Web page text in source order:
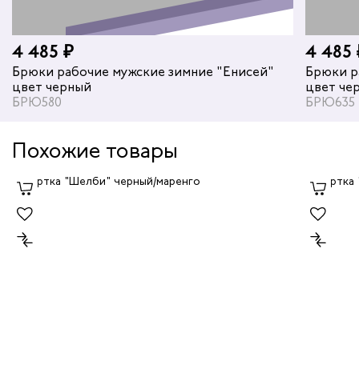
4 485 ₽
Брюки рабочие мужские зимние "Енисей"
цвет черный
БРЮ580
4 485
Брюки
цвет
БРЮ635
Похожие товары